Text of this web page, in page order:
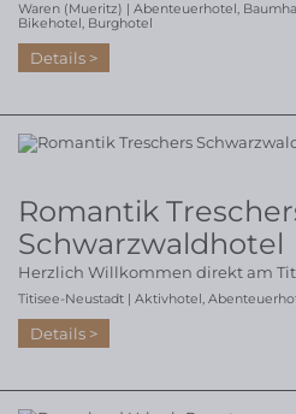
Waren (Mueritz) | Abenteuerhotel ,
Bikehotel , Burghotel
Details
Romantik
Schwarzwaldhotel
Herzlich Willkommen direkt am
Titisee-Neustadt | Aktivhotel ,
Details